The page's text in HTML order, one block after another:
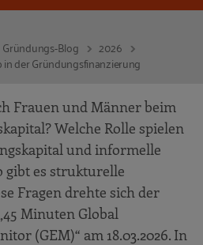
Gründungs-Blog
2026
in der Gründungsfinanzierung
Frauen und Männer beim
Welche Rolle spielen
und informelle
gibt es strukturelle
Fragen drehte sich der
Minuten Global
(GEM)“ am 18.03.2026. In